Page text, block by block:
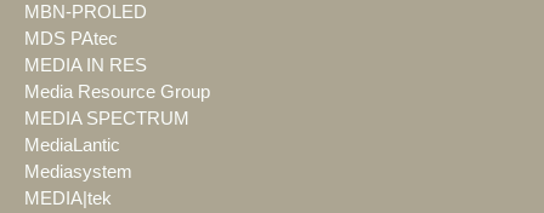
MBN-PROLED
MDS PAtec
MEDIA IN RES
Media Resource Group
MEDIA SPECTRUM
MediaLantic
Mediasystem
MEDIA|tek